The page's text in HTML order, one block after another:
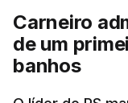
Carneiro
de um
banhos